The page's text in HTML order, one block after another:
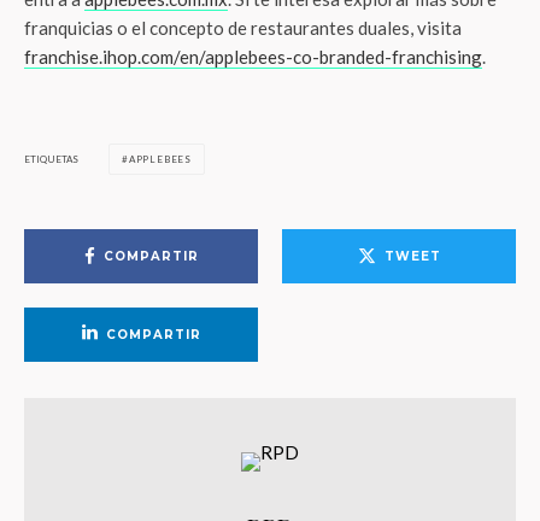
franquicias o el concepto de restaurantes duales, visita
franchise.ihop.com/en/applebees-co-branded-franchising.
ETIQUETAS APPLEBEES
COMPARTIR TWEET
COMPARTIR